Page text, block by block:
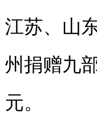
江苏、山
州捐赠九
元。